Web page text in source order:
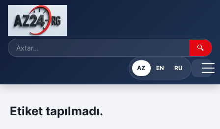
🔍
AZ EN RU
Etiket tapılmadı.